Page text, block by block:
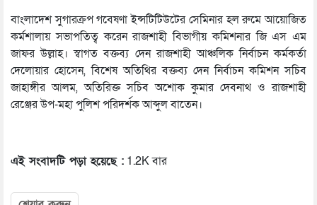
বাংলাদেশ সুগারক্রপ গবেষণা ইন্সটিটিউটের সেমিনার হল রুমে আয়োজিত
কর্মশালায় সভাপতিত্ব করেন রাজশাহী বিভাগীয় কমিশনার জি এস এম
জাফর উল্লাহ। স্বাগত বক্তব্য দেন রাজশাহী আঞ্চলিক নির্বাচন কর্মকর্তা
দেলোয়ার হোসেন, বিশেষ অতিথির বক্তব্য দেন নির্বাচন কমিশন সচিব
জাহাঙ্গীর আলম, অতিরিক্ত সচিব অশোক কুমার দেবনাথ ও রাজশাহী
রেঞ্জের উপ-মহা পুলিশ পরিদর্শক আব্দুল বাতেন।
এই সংবাদটি পড়া হয়েছে : 1.2K বার